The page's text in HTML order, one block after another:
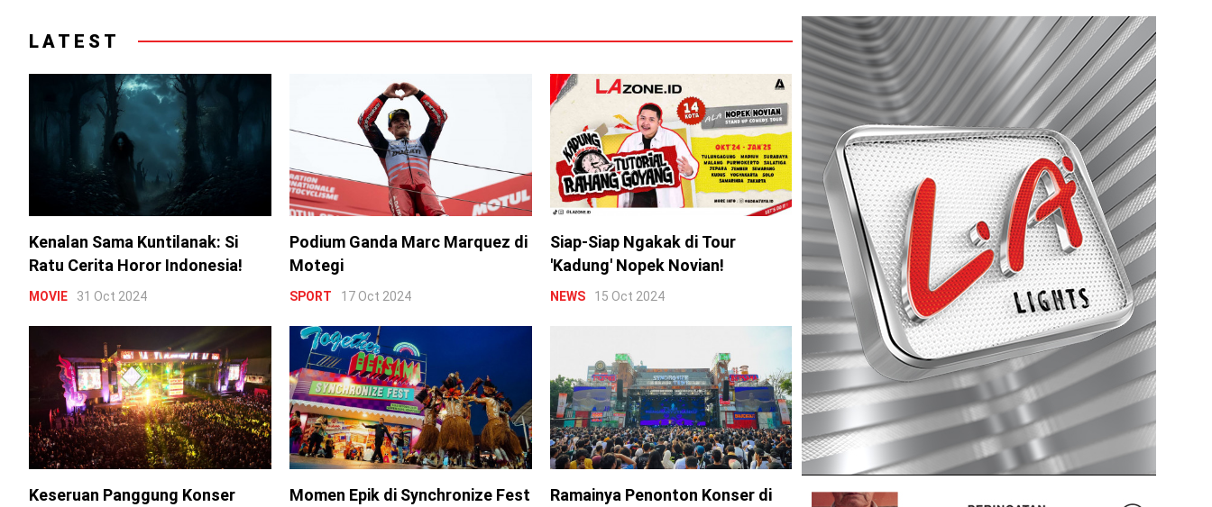
LATEST
Kenalan Sama Kuntilanak: Si
Ratu Cerita Horor Indonesia!
MOVIE 31 Oct 2024
Podium Ganda Marc Marquez di
Motegi
SPORT 17 Oct 2024
Siap-Siap Ngakak di Tour
'Kadung' Nopek Novian!
NEWS 15 Oct 2024
Keseruan Panggung Konser
Momen Epik di Synchronize Fest
Ramainya Penonton Konser di